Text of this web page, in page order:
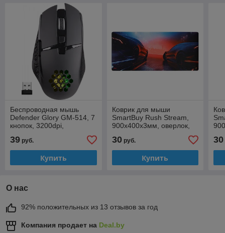
Беспроводная мышь
Defender Glory GM-514, 7
кнопок, 3200dpi,
400mAh, черная
39 руб.
Купить
Коврик для мыши
SmartBuy Rush Stream,
900x400x3мм, оверлок,
30руб.
Купить
30
О нас
92% положительных из 13 отзывов за год
Компания продает на Deal.by